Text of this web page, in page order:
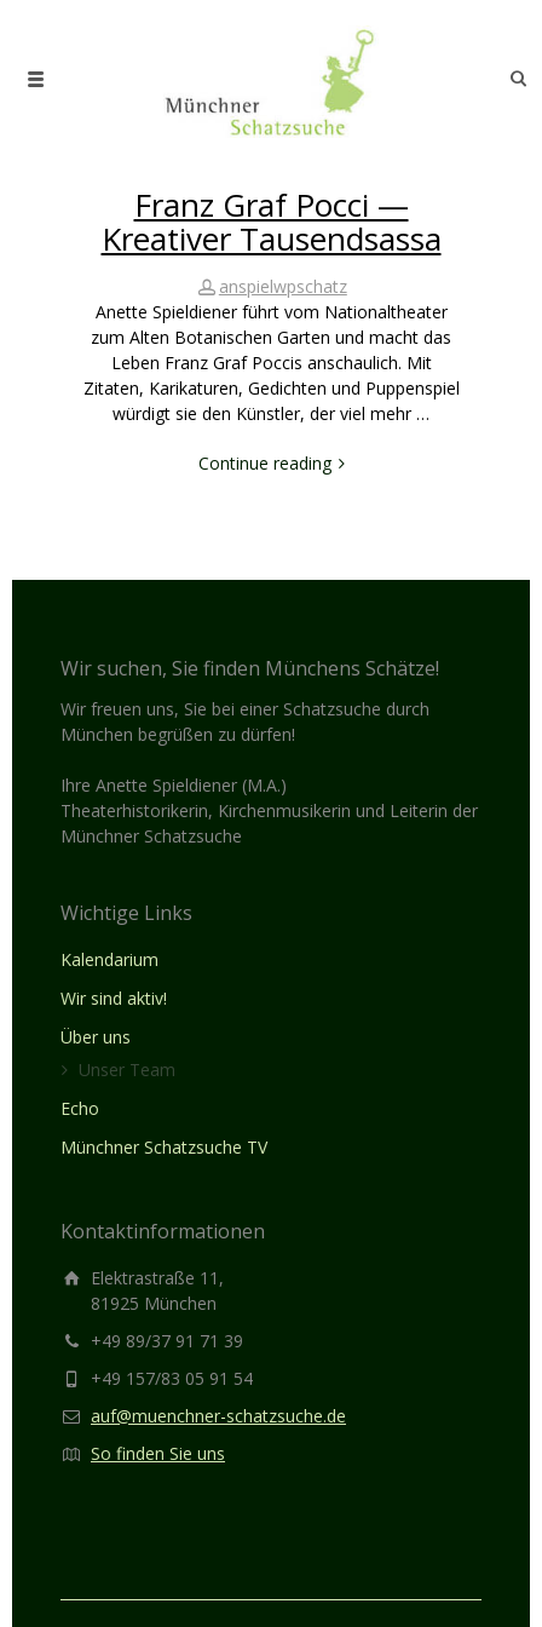
Franz Graf Pocci —
Kreativer Tausendsassa
anspielwpschatz
Anette Spieldiener führt vom Nationaltheater
zum Alten Botanischen Garten und macht das
Leben Franz Graf Poccis anschaulich. Mit
Zitaten, Karikaturen, Gedichten und Puppenspiel
würdigt sie den Künstler, der viel mehr …
Continue reading
Wir suchen, Sie finden Münchens Schätze!
Wir freuen uns, Sie bei einer Schatzsuche durch
München begrüßen zu dürfen!
Ihre Anette Spieldiener (M.A.)
Theaterhistorikerin, Kirchenmusikerin und Leiterin der
Münchner Schatzsuche
Wichtige Links
Kalendarium
Wir sind aktiv!
Über uns
Unser Team
Echo
Münchner Schatzsuche TV
Kontaktinformationen
Elektrastraße 11,
81925 München
+49 89/37 91 71 39
+49 157/83 05 91 54
auf@muenchner-schatzsuche.de
So finden Sie uns